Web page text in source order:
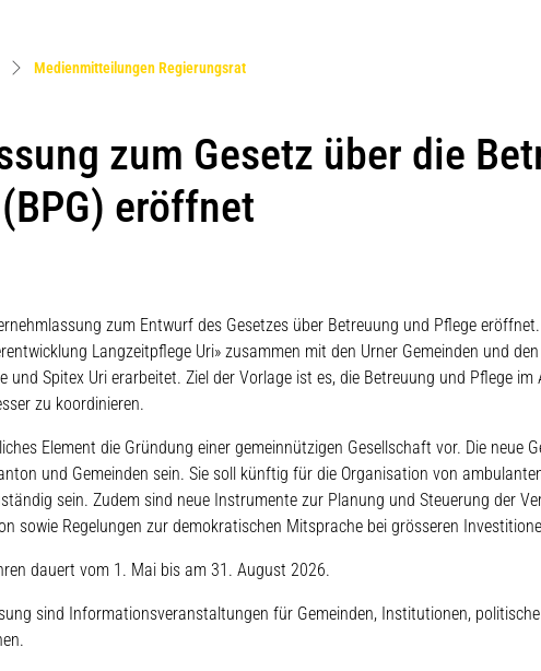
Medienmitteilungen Regierungsrat(ausgewählt)
zum Gesetz über die
eröffnet
zum Entwurf des Gesetzes über Betreuung und Pflege
Langzeitpflege Uri» zusammen mit den Urner Gemeinden und
und Spitex Uri erarbeitet. Ziel der Vorlage ist es, die Betreuung und Pflege
zu koordinieren.
Element die Gründung einer gemeinnützigen Gesellschaft vor. Die neue
und Gemeinden sein. Sie soll künftig für die Organisation von
sein. Zudem sind neue Instrumente zur Planung und Steuerung der
sowie Regelungen zur demokratischen Mitsprache bei grösseren
dauert vom 1. Mai bis am 31. August 2026.
sind Informationsveranstaltungen für Gemeinden, Institutionen,